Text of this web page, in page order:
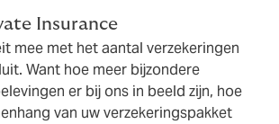
Insurance
mee met het aantal verzekeringen
Want hoe meer bijzondere
er bij ons in beeld zijn, hoe
van uw verzekeringspakket